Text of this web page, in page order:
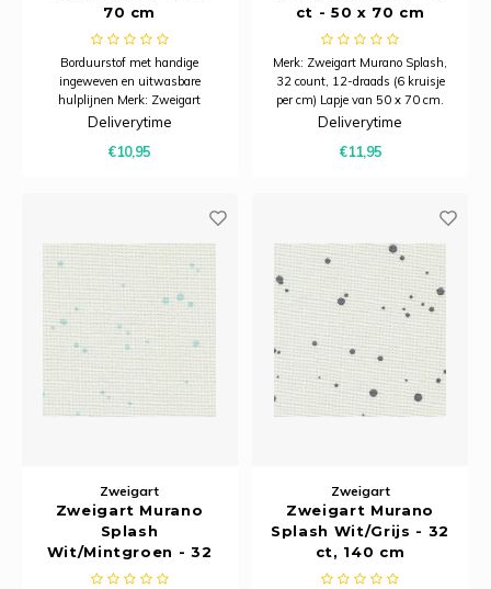
70 cm
Borduurstof met handige
ingeweven en uitwasbare
hulplijnen Merk: Zweigart
Murano, 32 count, 12-draads (6
70 cm Samenstelling: 52%
Deliverytime
€10,95
ct - 50 x 70 cm
Merk: Zweigart Murano Splash,
32 count, 12-draads (6 kruisje
per cm) Lapje van 50 x 70 cm.
Samenstelling: 52% katoen, 48%
Deliverytime
€11,95
Zweigart
Zweigart Murano
Splash
Wit/Mintgroen - 32
ct, 140 cm
Zweigart
Zweigart Murano
Splash Wit/Grijs - 32
ct, 140 cm